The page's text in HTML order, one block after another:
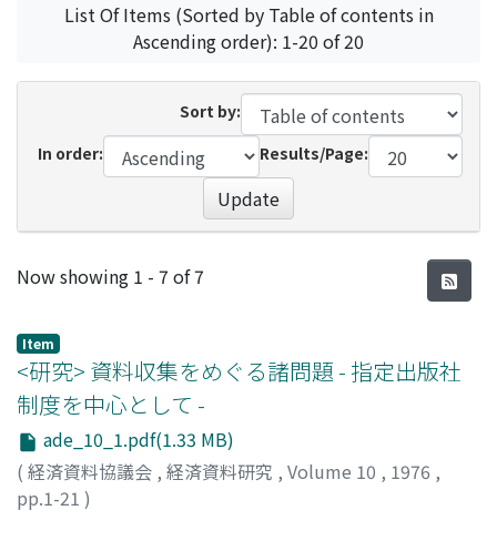
List Of Items (Sorted by Table of contents in
Ascending order): 1-20 of 20
Sort by:
In order:
Results/Page:
Update
Recent Submissions
Now showing 1 - 7 of 7
Item
<研究> 資料収集をめぐる諸問題 - 指定出版社
制度を中心として -
ade_10_1.pdf(1.33 MB)
( 経済資料協議会 , 経済資料研究 , Volume 10 , 1976 ,
pp.1-21 )